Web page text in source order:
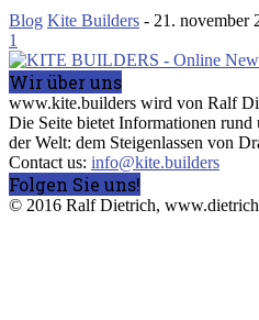
Blog Kite Builders - 21. november
1
Wir über uns
www.kite.builders wird von Ralf
Die Seite bietet Informationen
der Welt: dem Steigenlassen von
Contact us: info@kite.builders
Folgen Sie uns!
© 2016 Ralf Dietrich,